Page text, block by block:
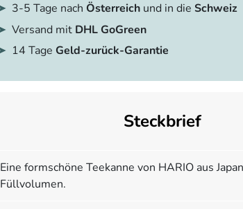
3-5 Tage nach Österreich und in die Schweiz
Versand mit DHL GoGreen
14 Tage Geld-zurück-Garantie
Steckbrief
Eine formschöne Teekanne von HARIO aus
Füllvolumen.